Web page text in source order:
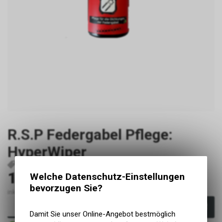
R.S.P Federgabel Pflege:
HyperWiper
13.00CHF
inkl. MwSt., zzgl. Versandkosten
Welche Datenschutz-Einstellungen
bevorzugen Sie?
Damit Sie unser Online-Angebot bestmöglich